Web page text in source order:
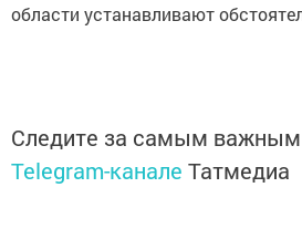
области устанавливают
Следите за самым
Telegram-канале Татмедиа